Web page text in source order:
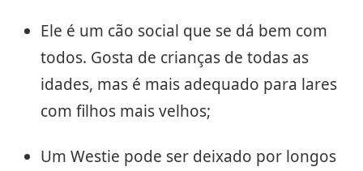
Ele é um cão social que se dá bem com
todos. Gosta de crianças de todas as
idades, mas é mais adequado para lares
com filhos mais velhos;
Um Westie pode ser deixado por longos